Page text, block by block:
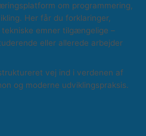
om programmering,
Her får du forklaringer,
emner tilgængelige –
eller allerede arbejder
vej ind i verdenen af
og moderne udviklingspraksis.